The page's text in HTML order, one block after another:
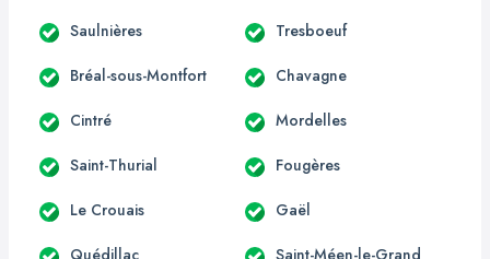
Saulnières Tresboeuf
Bréal-sous-Montfort Chavagne
Cintré Mordelles
Saint-Thurial Fougères
Le Crouais Gaël
Quédillac Saint-Méen-le-Grand